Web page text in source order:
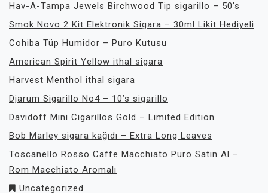
Hav-A-Tampa Jewels Birchwood Tip sigarillo – 50’s
Smok Novo 2 Kit Elektronik Sigara – 30ml Likit Hediyeli
Cohiba Tüp Humidor – Puro Kutusu
American Spirit Yellow ithal sigara
Harvest Menthol ithal sigara
Djarum Sigarillo No4 – 10’s sigarillo
Davidoff Mini Cigarillos Gold – Limited Edition
Bob Marley sigara kağıdı – Extra Long Leaves
Toscanello Rosso Caffe Macchiato Puro Satın Al –
Rom Macchiato Aromalı
Uncategorized